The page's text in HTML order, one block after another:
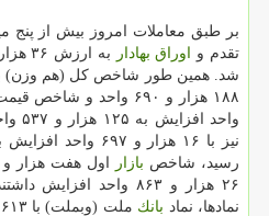
تقدم و اوراق بهادار
واحد
رسید، شاخص بازار
۲۶ هزار و ۸۶۳ واحد
نمادها، نماد بانك